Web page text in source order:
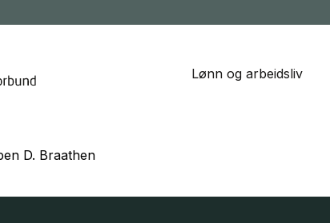
Lønn og arbeidsliv
D. Braathen